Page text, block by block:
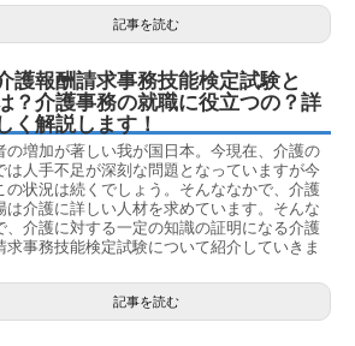
記事を読む
護報酬請求事務技能検定試験と
？介護事務の就職に役立つの？詳
く解説します！
の増加が著しい我が国日本。今現在、介護の
は人手不足が深刻な問題となっていますが今
の状況は続くでしょう。そんななかで、介護
は介護に詳しい人材を求めています。そんな
、介護に対する一定の知識の証明になる介護
求事務技能検定試験について紹介していきま
記事を読む